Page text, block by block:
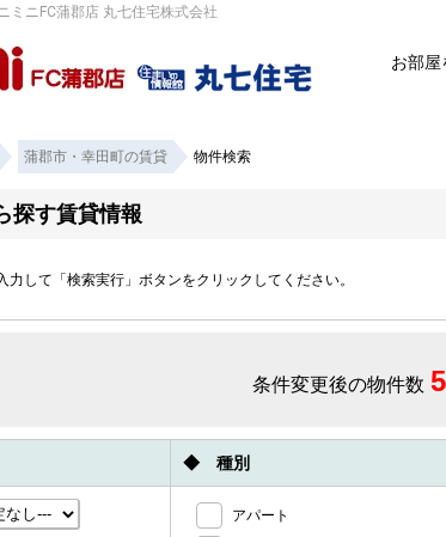
ミニFC蒲郡店 丸七住宅株式会社
お部屋
蒲郡市・幸田町の賃貸 物件検索
探す賃貸情報
力して「検索実行」ボタンをクリックしてください。
条件変更後の物件数
◆ 種別
アパート